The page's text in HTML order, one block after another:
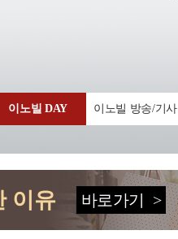
이노빌 DAY 이노빌 방송/기사
이유 바로가기 >